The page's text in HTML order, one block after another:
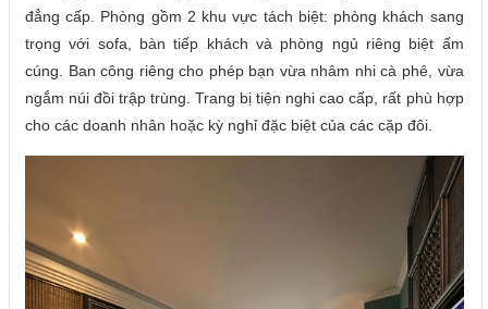
đẳng cấp. Phòng gồm 2 khu vực tách biệt: phòng khách sang
trọng với sofa, bàn tiếp khách và phòng ngủ riêng biệt ấm
cúng. Ban công riêng cho phép bạn vừa nhâm nhi cà phê, vừa
ngắm núi đồi trập trùng. Trang bị tiện nghi cao cấp, rất phù hợp
cho các doanh nhân hoặc kỳ nghỉ đặc biệt của các cặp đôi.